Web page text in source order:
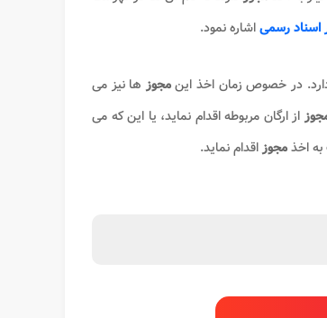
اسناد رسمیاشاره نمود.
دارد. در خصوص زمان اخذ اینمجوز ها نیز می
از ارگان مربوطه اقدام نماید، یا این که می
به اخذمجوزاقدام نماید.